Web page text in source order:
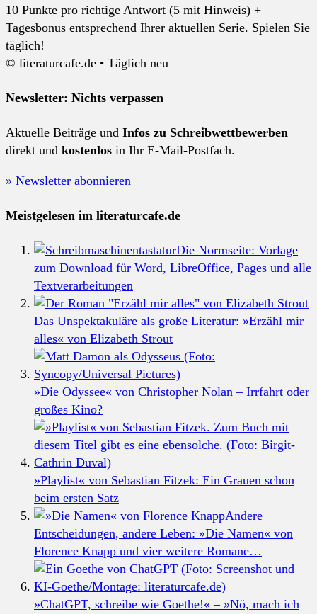
10 Punkte pro richtige Antwort (5 mit Hinweis) +
Tagesbonus entsprechend Ihrer aktuellen Serie. Spielen Sie
täglich!
© literaturcafe.de • Täglich neu
Newsletter: Nichts verpassen
Aktuelle Beiträge und Infos zu Schreibwettbewerben
direkt und kostenlos in Ihr E-Mail-Postfach.
» Newsletter abonnieren
Meistgelesen im literaturcafe.de
Die Normseite: Vorlage
zum Download für Word, LibreOffice, Pages und alle
Textverarbeitungen
Das Unspektakuläre als große Literatur: »Erzähl mir
alles« von Elizabeth Strout
»Die Odyssee« von Christopher Nolan – Irrfahrt oder
großes Kino?
»Playlist« von Sebastian Fitzek: Ein Grauen schon
beim ersten Satz
Andere
Entscheidungen, andere Leben: »Die Namen« von
Florence Knapp und vier weitere Romane…
»ChatGPT, schreibe wie Goethe!« – »Nö, mach ich